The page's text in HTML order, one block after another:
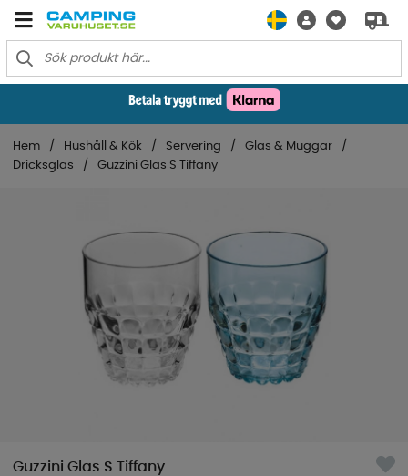
Hem Hushåll & Kök Servering
Glas & Muggar
Dricksglas
Guzzini Glas S Tiffany
Guzzini Glas S Tiffany